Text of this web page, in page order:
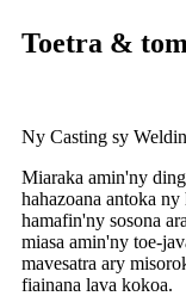
Toetra &
Ny Casting sy
Miaraka amin'ny
hahazoana antoka
hamafin'ny sosona
miasa amin'ny toe-
mavesatra ary
fiainana lava kokoa.